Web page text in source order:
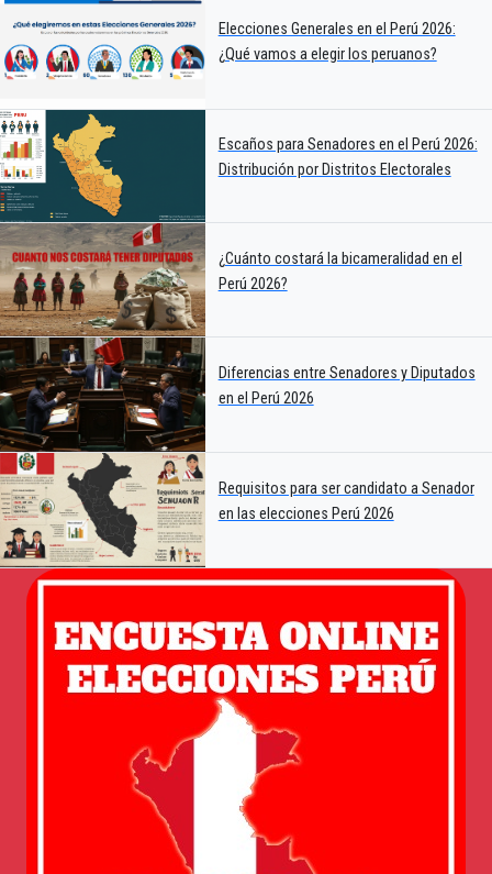
Elecciones Generales en el Perú 2026:
¿Qué vamos a elegir los peruanos?
Escaños para Senadores en el Perú 2026:
Distribución por Distritos Electorales
¿Cuánto costará la bicameralidad en el
Perú 2026?
Diferencias entre Senadores y Diputados
en el Perú 2026
Requisitos para ser candidato a Senador
en las elecciones Perú 2026